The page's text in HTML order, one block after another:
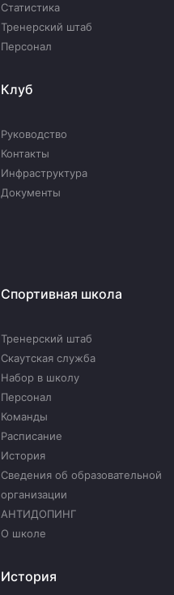
Статистика
Тренерский штаб
Персонал
Клуб
Руководство
Контакты
Инфраструктура
Документы
Спортивная школа
Тренерский штаб
Скаутская служба
Набор в школу
Персонал
Команды
Расписание
История
Сведения об образовательной
организации
АНТИДОПИНГ
О школе
История